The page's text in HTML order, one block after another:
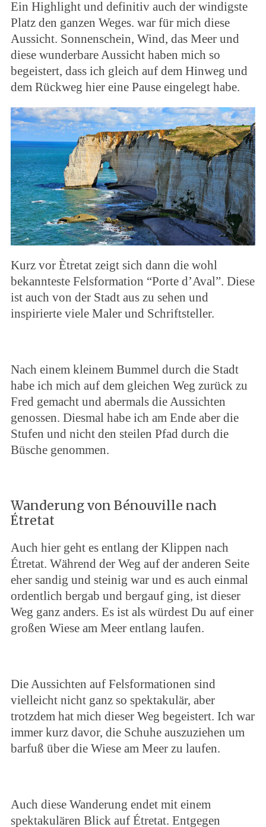
Ein Highlight und definitiv auch der windigste
Platz den ganzen Weges. war für mich diese
Aussicht. Sonnenschein, Wind, das Meer und
diese wunderbare Aussicht haben mich so
begeistert, dass ich gleich auf dem Hinweg und
dem Rückweg hier eine Pause eingelegt habe.
Kurz vor Ètretat zeigt sich dann die wohl
bekannteste Felsformation “Porte d’Aval”. Diese
ist auch von der Stadt aus zu sehen und
inspirierte viele Maler und Schriftsteller.
Nach einem kleinem Bummel durch die Stadt
habe ich mich auf dem gleichen Weg zurück zu
Fred gemacht und abermals die Aussichten
genossen. Diesmal habe ich am Ende aber die
Stufen und nicht den steilen Pfad durch die
Büsche genommen.
Wanderung von Bénouville nach
Étretat
Auch hier geht es entlang der Klippen nach
Étretat. Während der Weg auf der anderen Seite
eher sandig und steinig war und es auch einmal
ordentlich bergab und bergauf ging, ist dieser
Weg ganz anders. Es ist als würdest Du auf einer
großen Wiese am Meer entlang laufen.
Die Aussichten auf Felsformationen sind
vielleicht nicht ganz so spektakulär, aber
trotzdem hat mich dieser Weg begeistert. Ich war
immer kurz davor, die Schuhe auszuziehen um
barfuß über die Wiese am Meer zu laufen.
Auch diese Wanderung endet mit einem
spektakulären Blick auf Étretat. Entgegen